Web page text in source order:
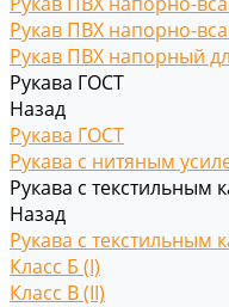
Рукав ПВХ напорно-
Рукав ПВХ напорный
Рукава ГОСТ
Назад
Рукава ГОСТ
Рукава с нитяным
Рукава с текстильным
Назад
Рукава с текстильным
Класс Б (I)
Класс В (II)